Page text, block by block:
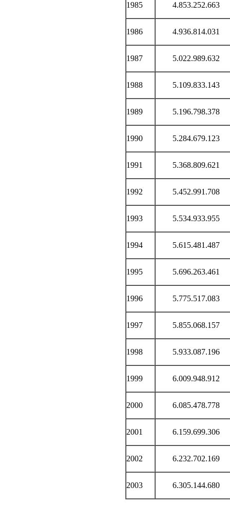
1985 4.853.252.663
1986 4.936.814.031
1987 5.022.989.632
1988 5.109.833.143
1989 5.196.798.378
1990 5.284.679.123
1991 5.368.809.621
1992 5.452.991.708
1993 5.534.933.955
1994 5.615.481.487
1995 5.696.263.461
1996 5.775.517.083
1997 5.855.068.157
1998 5.933.087.196
1999 6.009.948.912
2000 6.085.478.778
2001 6.159.699.306
2002 6.232.702.169
2003 6.305.144.680